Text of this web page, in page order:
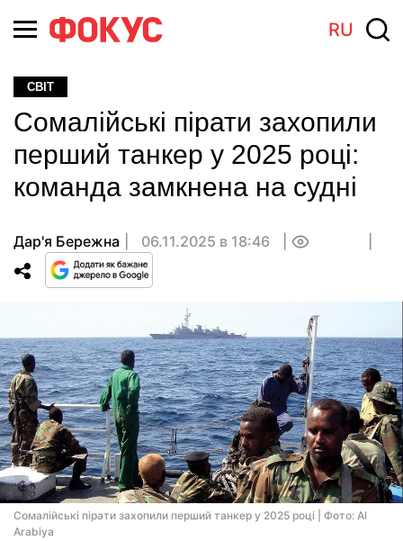
RU
СВІТ
Сомалійські пірати захопили
перший танкер у 2025 році:
команда замкнена на судні
Дар'я Бережна 06.11.2025 в 18:46
Сомалійські пірати захопили перший танкер у 2025 році | Фото: Al
Arabiya